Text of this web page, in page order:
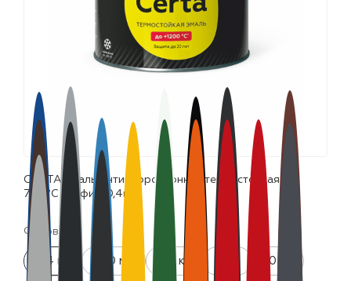
CERTA эмаль антикоррозионная термостойкая до
700°С графит (0,4кг)
Фасовка:
0.4 кг 520 мл 0.8 кг 4 кг
10 кг